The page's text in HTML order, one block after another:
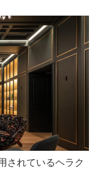
されているヘラク